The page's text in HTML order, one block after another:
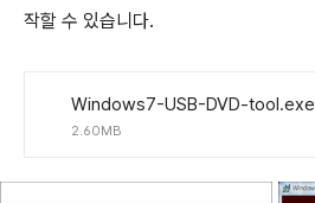
작할 수 있습니다.
Windows7-USB-DVD-tool.exe
2.60MB